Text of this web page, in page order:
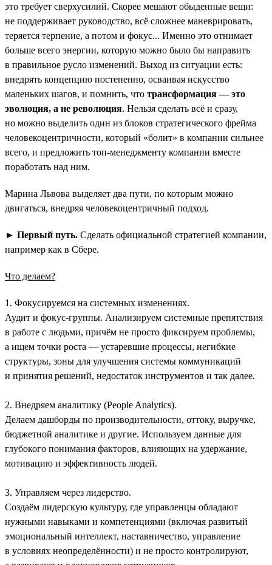
это требует сверхусилий. Скорее мешают обыденные вещи:
не поддерживает руководство, всё сложнее маневрировать,
теряется терпение, а потом и фокус... Именно это отнимает
больше всего энергии, которую можно было бы направить
в правильное русло изменений. Выход из ситуации есть:
внедрять концепцию постепенно, осваивая искусство
маленьких шагов, и помнить, что трансформация — это
эволюция, а не революция. Нельзя сделать всё и сразу,
но можно выделить один из блоков стратегического фрейма
человекоцентричности, который «болит» в компании сильнее
всего, и предложить топ-менеджменту компании вместе
поработать над ним.
Марина Львова выделяет два пути, по которым можно
двигаться, внедряя человекоцентричный подход.
► Первый путь. Сделать официальной стратегией компании,
например как в Сбере.
Что делаем?
1. Фокусируемся на системных изменениях.
Аудит и фокус-группы. Анализируем системные препятствия
в работе с людьми, причём не просто фиксируем проблемы,
а ищем точки роста — устаревшие процессы, негибкие
структуры, зоны для улучшения системы коммуникаций
и принятия решений, недостаток инструментов и так далее.
2. Внедряем аналитику (People Analytics).
Делаем дашборды по производительности, оттоку, выручке,
бюджетной аналитике и другие. Используем данные для
глубокого понимания факторов, влияющих на удержание,
мотивацию и эффективность людей.
3. Управляем через лидерство.
Создаём лидерскую культуру, где управленцы обладают
нужными навыками и компетенциями (включая развитый
эмоциональный интеллект, наставничество, управление
в условиях неопределённости) и не просто контролируют,